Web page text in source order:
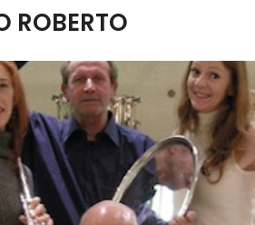
ROBERTO
2022-04-04